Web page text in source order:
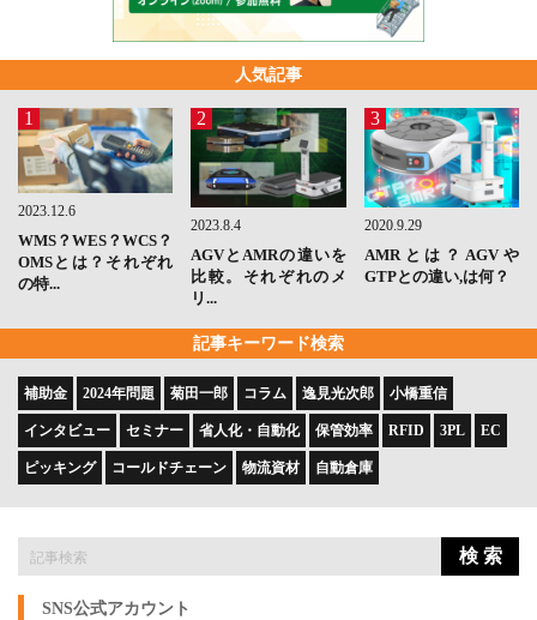
人気記事
1
2023.12.6
WMS？WES？WCS？
OMSとは？それぞれ
の特...
2
2023.8.4
AGVとAMRの違いを
比較。それぞれのメ
リ...
3
2020.9.29
AMRとは？AGVや
GTPとの違い,は何？
記事キーワード検索
補助金 2024年問題 菊田一郎 コラム 逸見光次郎 小橋重信
インタビュー セミナー 省人化・自動化 保管効率 RFID 3PL EC
ピッキング コールドチェーン 物流資材 自動倉庫
検 索
SNS公式アカウント